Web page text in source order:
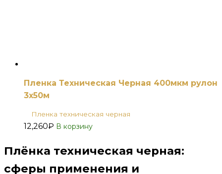
Пленка Техническая Черная 400мкм рулон
3х50м
Пленка техническая черная
12,260₽ В корзину
Плёнка техническая черная:
сферы применения и